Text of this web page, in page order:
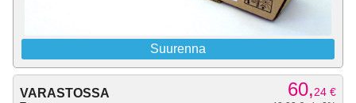
Suurenna
VARASTOSSA 60,24 €